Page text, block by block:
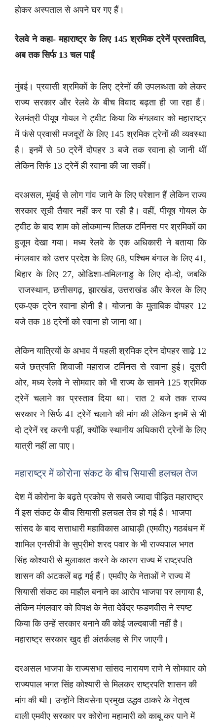
होकर अस्पताल से अपने घर गए हैं।
रेलवे ने कहा- महाराष्ट्र के लिए 145 श्रमिक ट्रेनें प्रस्तावित,
अब तक सिर्फ 13 चल पाईं
मुंबई। प्रवासी श्रमिकों के लिए ट्रेनों की उपलब्धता को लेकर
राज्य सरकार और रेलवे के बीच विवाद बढ़ता ही जा रहा हैं।
रेलमंत्री पीयूष गोयल ने ट्वीट किया कि मंगलवार को महाराष्ट्र
में फंसे प्रवासी मजदूरों के लिए 145 श्रमिक ट्रेनों की व्यवस्था
है। इनमें से 50 ट्रेनें दोपहर 3 बजे तक रवाना हो जानी थीं
लेकिन सिर्फ 13 ट्रेनें ही रवाना की जा सकीं।
दरअसल, मुंबई से लोग गांव जाने के लिए परेशान हैं लेकिन राज्य
सरकार सूची तैयार नहीं कर पा रही है। वहीं, पीयूष गोयल के
ट्वीट के बाद शाम को लोकमान्य तिलक टर्मिनस पर श्रमिकों का
हुजूम देखा गया। मध्य रेलवे के एक अधिकारी ने बताया कि
मंगलवार को उत्तर प्रदेश के लिए 68, पश्चिम बंगाल के लिए 41,
बिहार के लिए 27, ओडिशा-तमिलनाडु के लिए दो-दो, जबकि
राजस्थान, छत्तीसगढ़, झारखंड, उत्तराखंड और केरल के लिए
एक-एक ट्रेन रवाना होनी है। योजना के मुताबिक दोपहर 12
बजे तक 18 ट्रेनों को रवाना हो जाना था।
लेकिन यात्रियों के अभाव में पहली श्रमिक ट्रेन दोपहर साढे़ 12
बजे छत्रपति शिवाजी महाराज टर्मिनस से रवाना हुई। दूसरी
ओर, मध्य रेलवे ने सोमवार को भी राज्य के सामने 125 श्रमिक
ट्रेनें चलाने का प्रस्ताव दिया था। रात 2 बजे तक राज्य
सरकार ने सिर्फ 41 ट्रेनें चलाने की मांग की लेकिन इनमें से भी
दो ट्रेनें रद्द करनी पड़ीं, क्योंकि स्थानीय अधिकारी ट्रेनों के लिए
यात्री नहीं ला पाए।
महाराष्ट्र में कोरोना संकट के बीच सियासी हलचल तेज
देश में कोरोना के बढ़ते प्रकोप से सबसे ज्यादा पीड़ित महाराष्ट्र
में इस संकट के बीच सियासी हलचल तेच हो गई है। भाजपा
सांसद के बाद सत्ताधारी महाविकास आघाड़ी (एमवीए) गठबंधन में
शामिल एनसीपी के सुप्रीमो शरद पवार के भी राज्यपाल भगत
सिंह कोश्यारी से मुलाकात करने के कारण राज्य में राष्ट्रपति
शासन की अटकलें बढ़ गई हैं। एमवीए के नेताओं ने राज्य में
सियासी संकट का माहौल बनाने का आरोप भाजपा पर लगाया है,
लेकिन मंगलवार को विपक्ष के नेता देवेंद्र फडणवीस ने स्पष्ट
किया कि उन्हें सरकार बनाने की कोई जल्दबाजी नहीं है।
महाराष्ट्र सरकार खुद ही अंतर्कलह से गिर जाएगी।
दरअसल भाजपा के राज्यसभा सांसद नारायण राणे ने सोमवार को
राज्यपाल भगत सिंह कोश्यारी से मिलकर राष्ट्रपति शासन की
मांग की थी। उन्होंने शिवसेना प्रमुख उद्धव ठाकरे के नेतृत्व
वाली एमवीए सरकार पर कोरोना महामारी को काबू कर पाने में